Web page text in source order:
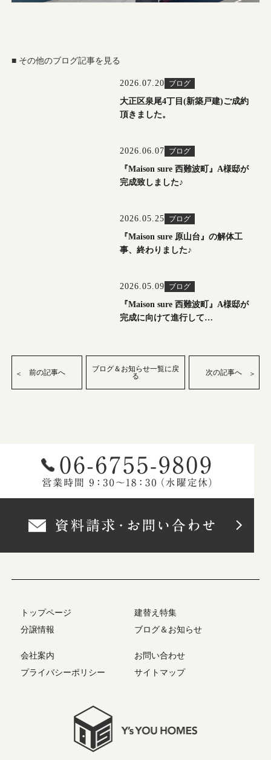
■ その他のブログ記事を見る
2026.07.20 ブログ
大正区泉尾4丁目(新築戸建)ご成約
頂きました。
2026.06.07 ブログ
『Maison sure 西難波町』A様邸が
完成致しました♪
2026.05.25 ブログ
『Maison sure 原山台』の解体工
事、終わりました♪
2026.05.09 ブログ
『Maison sure 西難波町』A様邸が
完成に向けて進行して…
前の記事へ
ブログ＆お知らせ一覧に戻
る
次の記事へ
トップページ
建替え特集
分譲情報
ブログ＆お知らせ
会社案内
お問い合わせ
プライバシーポリシー
サイトマップ